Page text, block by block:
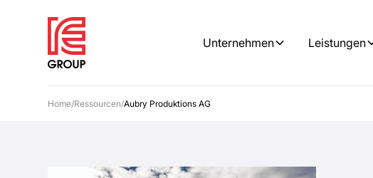
Unternehmen Leistungen
Home/Ressourcen/Aubry Produktions AG